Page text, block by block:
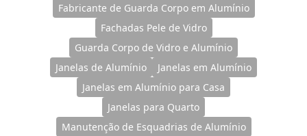
Fabricante de Guarda Corpo em Alumínio
Fachadas Pele de Vidro
Guarda Corpo de Vidro e Alumínio
Janelas de Alumínio
Janelas em Alumínio
Janelas em Alumínio para Casa
Janelas para Quarto
Manutenção de Esquadrias de Alumínio